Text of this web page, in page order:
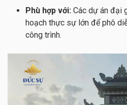
Phù hợp với: Các dự án đại
hoạch thực sự lớn để phô
công trình.